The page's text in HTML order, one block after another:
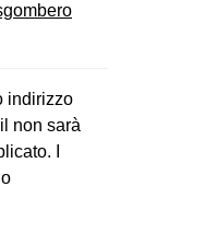
indirizzo
non sarà